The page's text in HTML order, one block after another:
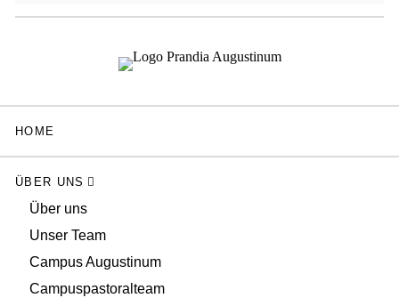
HOME
ÜBER UNS
Über uns
Unser Team
Campus Augustinum
Campuspastoralteam